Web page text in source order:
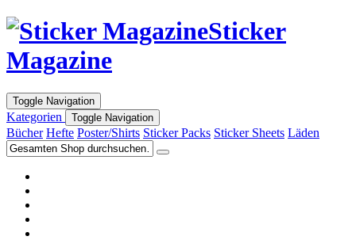
Sticker
Magazine
Toggle Navigation
Kategorien Toggle Navigation
Bücher Hefte Poster/Shirts Sticker Packs Sticker Sheets Läden